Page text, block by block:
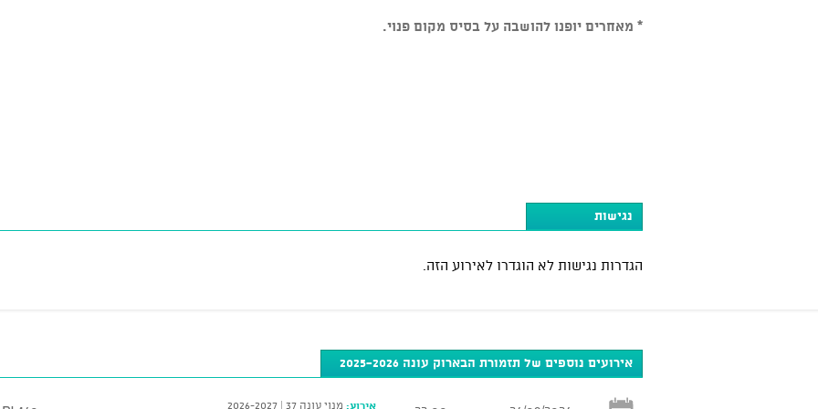
* מאחרים יופנו להושבה על בסיס מקום פנוי.
נגישות
הגדרות נגישות לא הוגדרו לאירוע הזה.
אירועים נוספים של תזמורת הבארוק עונה 2025-2026
אירוע: מנוי עונה 37 | 2026-2027